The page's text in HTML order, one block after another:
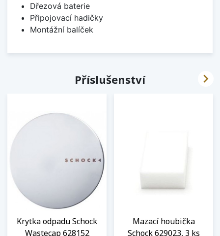
Dřezová baterie
Připojovací hadičky
Montážní balíček
Příslušenství
Krytka odpadu Schock
Wastecap 628152
Mazací houbička
Schock 629023, 3 ks
